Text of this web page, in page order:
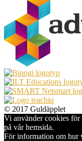
© 2017 Guldäpplet
Vi använder cookies för
på vår hemsida.
För information om hur